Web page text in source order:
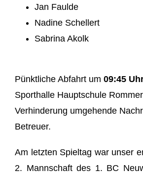
Jan Faulde
Nadine Schellert
Sabrina Akolk
Pünktliche Abfahrt um 09:45
Sporthalle Hauptschule
Verhinderung umgehende
Betreuer.
Am letzten Spieltag war unser
2. Mannschaft des 1. BC